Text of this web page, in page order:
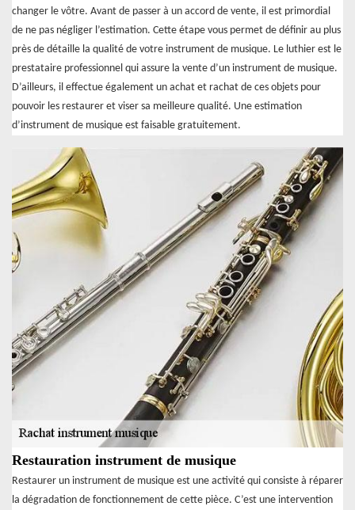
changer le vôtre. Avant de passer à un accord de vente, il est primordial
de ne pas négliger l’estimation. Cette étape vous permet de définir au plus
près de détaille la qualité de votre instrument de musique. Le luthier est le
prestataire professionnel qui assure la vente d’un instrument de musique.
D’ailleurs, il effectue également un achat et rachat de ces objets pour
pouvoir les restaurer et viser sa meilleure qualité. Une estimation
d’instrument de musique est faisable gratuitement.
Restauration instrument de musique
Restaurer un instrument de musique est une activité qui consiste à réparer
la dégradation de fonctionnement de cette pièce. C’est une intervention